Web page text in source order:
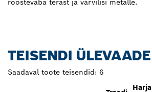
roostevaba terast ja värvilisi metalle.
TEISENDI ÜLEVAADE
Saadaval toote teisendid: 6
Harja